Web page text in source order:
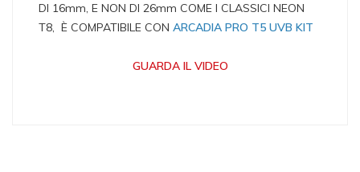
DI 16mm, E NON DI 26mm COME I CLASSICI NEON
T8, È COMPATIBILE CON ARCADIA PRO T5 UVB KIT
GUARDA IL VIDEO